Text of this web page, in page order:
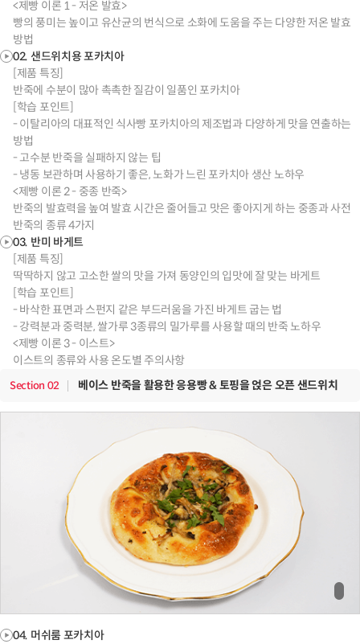
<제빵 이론 1 - 저온 발효>
빵의 풍미는 높이고 유산균의 번식으로 소화에 도움을 주는 다양한 저온 발효
방법
02. 샌드위치용 포카치아
[제품 특징]
반죽에 수분이 많아 촉촉한 질감이 일품인 포카치아
[학습 포인트]
- 이탈리아의 대표적인 식사빵 포카치아의 제조법과 다양하게 맛을 연출하는
방법
- 고수분 반죽을 실패하지 않는 팁
- 냉동 보관하며 사용하기 좋은, 노화가 느린 포카치아 생산 노하우
<제빵 이론 2 - 중종 반죽>
반죽의 발효력을 높여 발효 시간은 줄어들고 맛은 좋아지게 하는 중종과 사전
반죽의 종류 4가지
03. 반미 바게트
[제품 특징]
딱딱하지 않고 고소한 쌀의 맛을 가져 동양인의 입맛에 잘 맞는 바게트
[학습 포인트]
- 바삭한 표면과 스펀지 같은 부드러움을 가진 바게트 굽는 법
- 강력분과 중력분, 쌀가루 3종류의 밀가루를 사용할 때의 반죽 노하우
<제빵 이론 3 - 이스트>
이스트의 종류와 사용 온도별 주의사항
Section 02 베이스 반죽을 활용한 응용빵 & 토핑을 얹은 오픈 샌드위치
04. 머쉬룸 포카치아